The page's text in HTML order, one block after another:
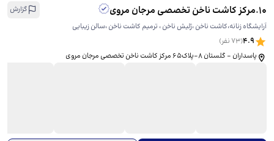
10
.مرکز کاشت ناخن تخصصی مرجان مروی
گزارش
آرایشگاه زنانه،کاشت ناخن ،ژلیش ناخن ، ترمیم کاشت ناخن ،سالن زیبایی
4.9
(
73 نفر)
پاسداران - گلستان ۸-پلاک۶۵ مرکز کاشت ناخن تخصصی مرجان مروی